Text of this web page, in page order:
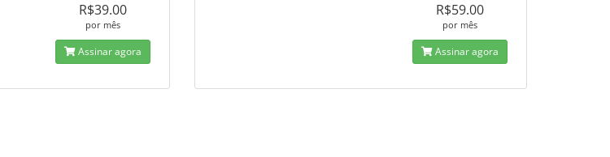
R$39.00
por mês
Assinar agora
R$59.00
por mês
Assinar agora